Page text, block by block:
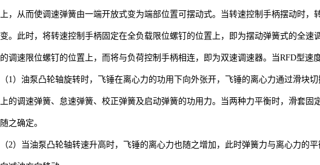
上，从而使调速弹簧由一端开放式变为端部位置可摆动式。当转速控制手柄摆动时
变。此时，将转速控制手柄固定在全负载限位螺钉的位置上，即为摆动弹簧式的全
的调速限位螺钉的位置上，而将与负荷控制手柄相连，即为双速调速器。当RFD型速
（1）油泵凸轮轴旋转时，飞锤在离心力的功用下向外张开，飞锤的离心力通过滑块
上的调速弹簧、怠速弹簧、校正弹簧及启动弹簧的功用力。当两种力平衡时，滑套
随之确定。
（2）当油泵凸轮轴转速升高时，飞锤的离心力也随之增加，此时弹簧力与离心力的